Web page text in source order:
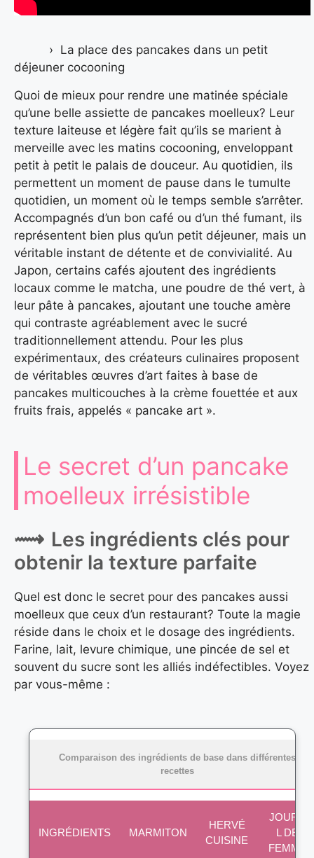
La place des pancakes dans un petit
déjeuner cocooning
Quoi de mieux pour rendre une matinée spéciale
qu’une belle assiette de pancakes moelleux? Leur
texture laiteuse et légère fait qu’ils se marient à
merveille avec les matins cocooning, enveloppant
petit à petit le palais de douceur. Au quotidien, ils
permettent un moment de pause dans le tumulte
quotidien, un moment où le temps semble s’arrêter.
Accompagnés d’un bon café ou d’un thé fumant, ils
représentent bien plus qu’un petit déjeuner, mais un
véritable instant de détente et de convivialité. Au
Japon, certains cafés ajoutent des ingrédients
locaux comme le matcha, une poudre de thé vert, à
leur pâte à pancakes, ajoutant une touche amère
qui contraste agréablement avec le sucré
traditionnellement attendu. Pour les plus
expérimentaux, des créateurs culinaires proposent
de véritables œuvres d’art faites à base de
pancakes multicouches à la crème fouettée et aux
fruits frais, appelés « pancake art ».
Le secret d’un pancake
moelleux irrésistible
Les ingrédients clés pour
obtenir la texture parfaite
Quel est donc le secret pour des pancakes aussi
moelleux que ceux d’un restaurant? Toute la magie
réside dans le choix et le dosage des ingrédients.
Farine, lait, levure chimique, une pincée de sel et
souvent du sucre sont les alliés indéfectibles. Voyez
par vous-même :
Comparaison des ingrédients de base dans différentes
recettes
INGRÉDIENTS MARMITON
HERVÉ
CUISINE
JOURNA
L DES
FEMMES